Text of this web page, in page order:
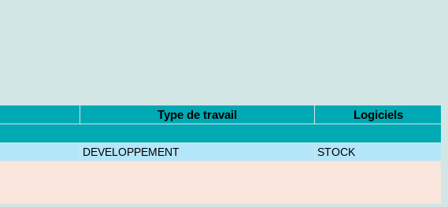
Type de travail
Logiciels
DEVELOPPEMENT
STOCK